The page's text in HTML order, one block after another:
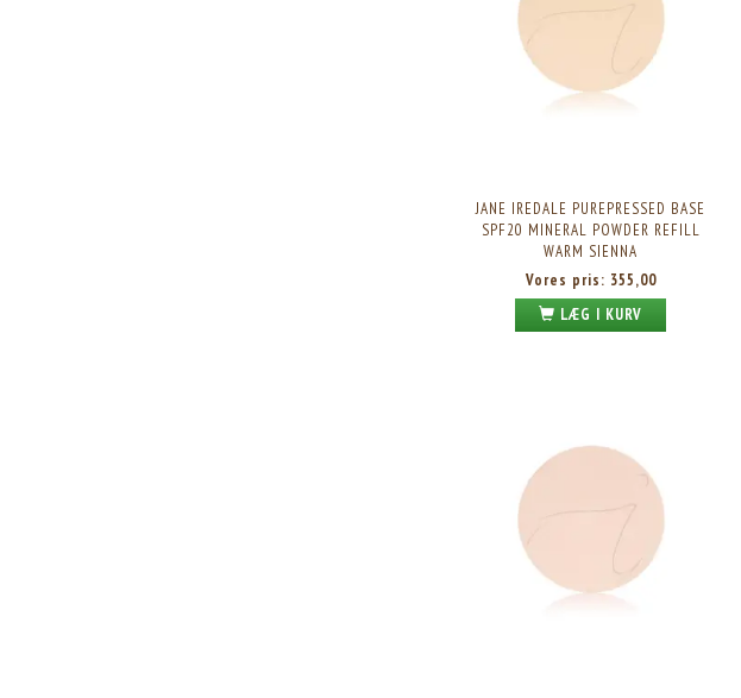
JANE IREDALE PUREPRESSED BASE
SPF20 MINERAL POWDER REFILL
WARM SIENNA
Vores pris: 355,00
LÆG I KURV